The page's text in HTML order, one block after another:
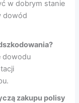
w dobrym stanie
dowód
dowodu
zakupu polisy